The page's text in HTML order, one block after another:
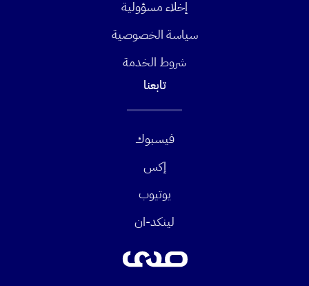
إخلاء مسؤولية
سياسة الخصوصية
شروط الخدمة
تابعنا
فيسبوك
إكس
يوتيوب
لينكد-ان